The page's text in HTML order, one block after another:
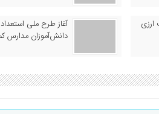
آغاز طرح ملی
دانش‌آموزان مدارس